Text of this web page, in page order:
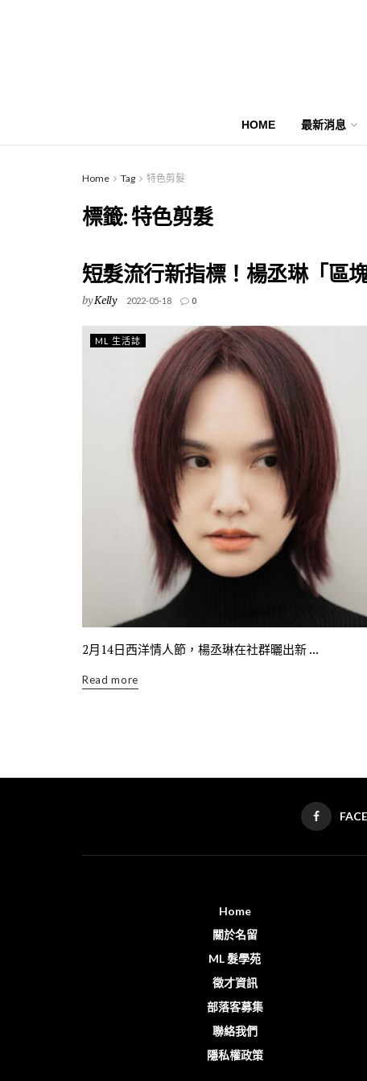
HOME 最新消息
Home Tag 特色剪髮
標籤:特色剪髮
短髮流行新指標！楊丞琳「區
byKelly 2022-05-18 0
ML 生活誌
2月14日西洋情人節，楊丞琳在社群曬出新 ...
Read more
Home
關於名留
ML 髮學苑
徵才資訊
部落客募集
聯絡我們
隱私權政策